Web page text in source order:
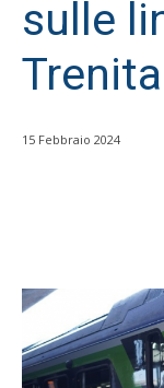
sulle
15 Febbraio 2024